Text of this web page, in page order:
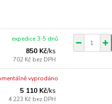
850 Kč/ks
702 Kč bez DPH
expedice 3-5 dnů
5 110 Kč/ks
4 223 Kč bez DPH
vyprodáno